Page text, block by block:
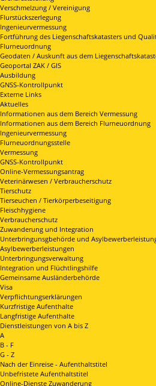
Verschmelzung / Vereinigung
Flurstückszerlegung
Ingenieurvermessung
Fortführung des Liegenschaftskatasters und
Flurneuordnung
Geodaten / Auskunft aus dem
Geoportal ZAK / GIS
Ausbildung
GNSS-Kontrollpunkt
Externe Links
Aktuelles
Informationen aus dem Bereich Vermessung
Informationen aus dem Bereich Flurneuordnung
Ingenieurvermessung
Flurneuordnungsstelle
Vermessung
GNSS-Kontrollpunkt
Online-Vermessungsantrag
Veterinärwesen / Verbraucherschutz
Tierschutz
Tierseuchen / Tierkörperbeseitigung
Fleischhygiene
Verbraucherschutz
Zuwanderung und Integration
Unterbringunsgbehörde und
Asylbewerberleistungen
Unterbringungsverwaltung
Integration und Flüchtlingshilfe
Gemeinsame Ausländerbehörde
Visa
Verpflichtungserklärungen
Kurzfristige Aufenthalte
Langfristige Aufenthalte
Dienstleistungen von A bis Z
A
B - F
G - Z
Nach der Einreise - Aufenthaltstitel
Unbefristete Aufenthaltstitel
Online-Dienste Zuwanderung